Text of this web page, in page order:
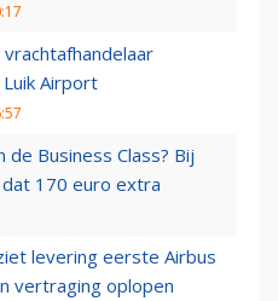
vrachtafhandelaar
Airport
de Business Class? Bij
170 euro extra
levering eerste Airbus
vertraging oplopen